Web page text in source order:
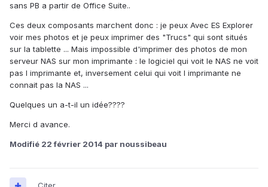
sans PB a partir de Office Suite..
Ces deux composants marchent donc : je peux Avec ES Explorer
voir mes photos et je peux imprimer des "Trucs" qui sont situés
sur la tablette ... Mais impossible d'imprimer des photos de mon
serveur NAS sur mon imprimante : le logiciel qui voit le NAS ne voit
pas l imprimante et, inversement celui qui voit l imprimante ne
connait pas la NAS ...
Quelques un a-t-il un idée????
Merci d avance.
Modifié 22 février 2014 par noussibeau